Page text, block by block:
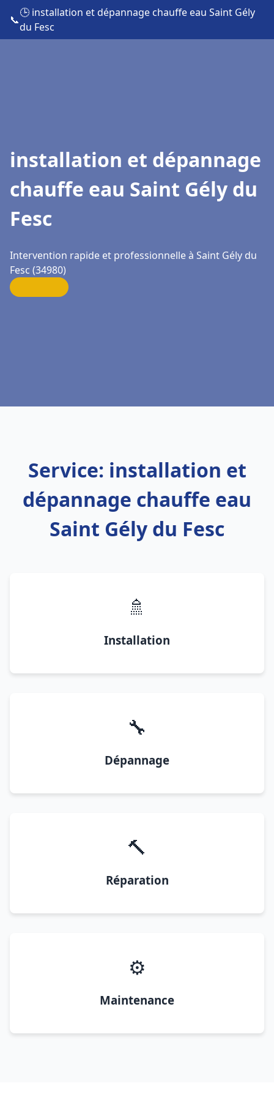
📞
🕒 installation et dépannage chauffe eau Saint Gély
du Fesc
installation et dépannage
chauffe eau Saint Gély du
Fesc
Intervention rapide et professionnelle à Saint Gély du
Fesc (34980)
Service: installation et
dépannage chauffe eau
Saint Gély du Fesc
🚿
Installation
🔧
Dépannage
🔨
Réparation
⚙️
Maintenance